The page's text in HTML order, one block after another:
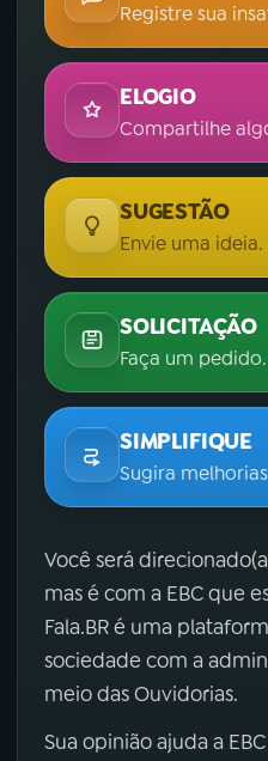
Registre sua
ELOGIO
Compartilhe
SUGESTÃO
Envie uma ideia.
SOLICITAÇÃO
Faça um pedido.
SIMPLIFIQUE
Sugira
Você será
mas é com a EBC que
Fala.BR é uma
sociedade com a
meio das Ouvidorias.
Sua opinião ajuda a